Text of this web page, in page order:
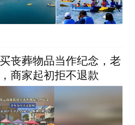
丧葬物品当作纪念，老
商家起初拒不退款